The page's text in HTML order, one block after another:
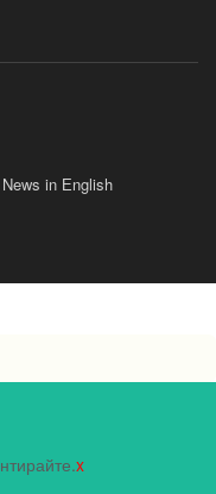
News in Еnglish
x